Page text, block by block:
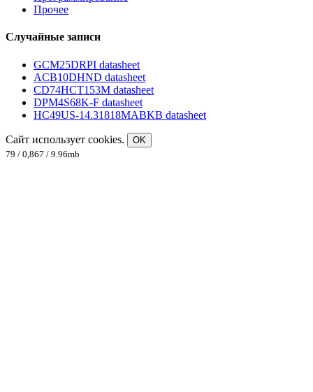
Прочее
Случайные записи
GCM25DRPI datasheet
ACB10DHND datasheet
CD74HCT153M datasheet
DPM4S68K-F datasheet
HC49US-14.31818MABKB datasheet
Сайт использует cookies.
OK
79 / 0,867 / 9.96mb